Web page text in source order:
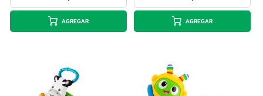
AGREGAR AGREGAR